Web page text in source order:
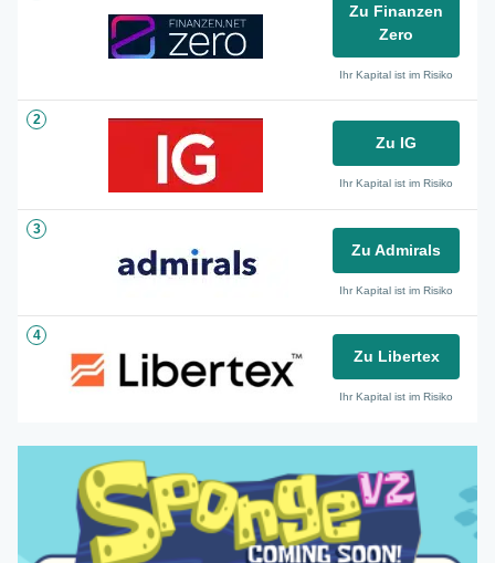
Zu Finanzen
Zero
Ihr Kapital ist im Risiko
2
Zu IG
Ihr Kapital ist im Risiko
3
Zu Admirals
Ihr Kapital ist im Risiko
4
Zu Libertex
Ihr Kapital ist im Risiko